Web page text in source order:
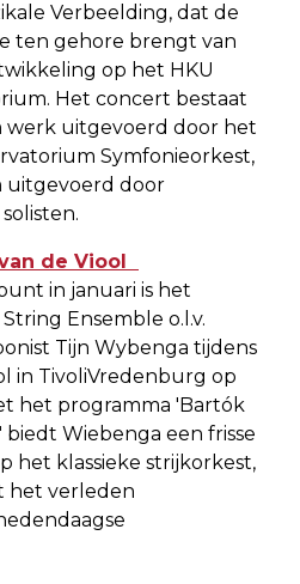
Verbeelding, dat de
ten gehore brengt van
op het HKU
Het concert bestaat
werk uitgevoerd door het
Symfonieorkest,
uitgevoerd door
solisten.
de Viool
in januari is het
Ensemble o.l.v.
Tijn Wybenga tijdens
in TivoliVredenburg op
het programma 'Bartók
Wiebenga een frisse
het klassieke strijkorkest,
het verleden